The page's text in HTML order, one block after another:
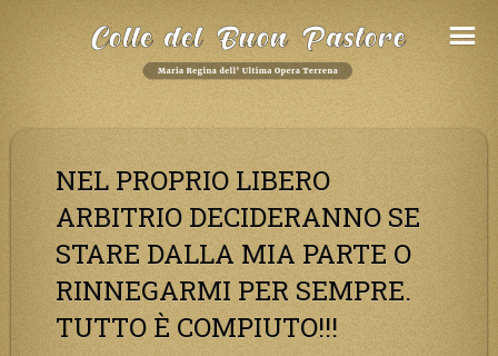
NEL PROPRIO LIBERO
ARBITRIO DECIDERANNO SE
STARE DALLA MIA PARTE O
RINNEGARMI PER SEMPRE.
TUTTO È COMPIUTO!!!